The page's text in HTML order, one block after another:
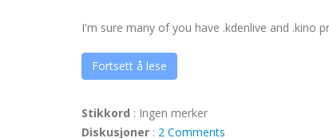
I'm sure many of you have .kdenlive and .kino
Fortsett å lese
Stikkord : Ingen merker
Diskusjoner : 2 Comments